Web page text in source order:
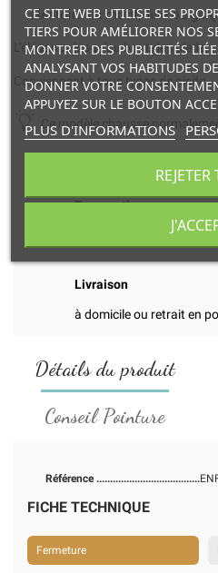
aléatoire du motif) fille ou
L'élégance jusqu'au bout des pieds.
Conviennent à tous types de pieds.
Ce modèle chausse
Transaction
et paiement en ligne
Livraison
à domicile ou retrait en
Détails du produit
Conseil Pointure
Référence
FICHE TECHNIQUE
Fermeture
CE SITE WEB UTILISE SES
TIERS POUR AMÉLIORER NOS
MONTRER DES PUBLICITÉS
ANALYSANT VOS HABITUDES
DONNER VOTRE
APPUYEZ SUR LE BOUTON
PLUS D'INFORMATIONS